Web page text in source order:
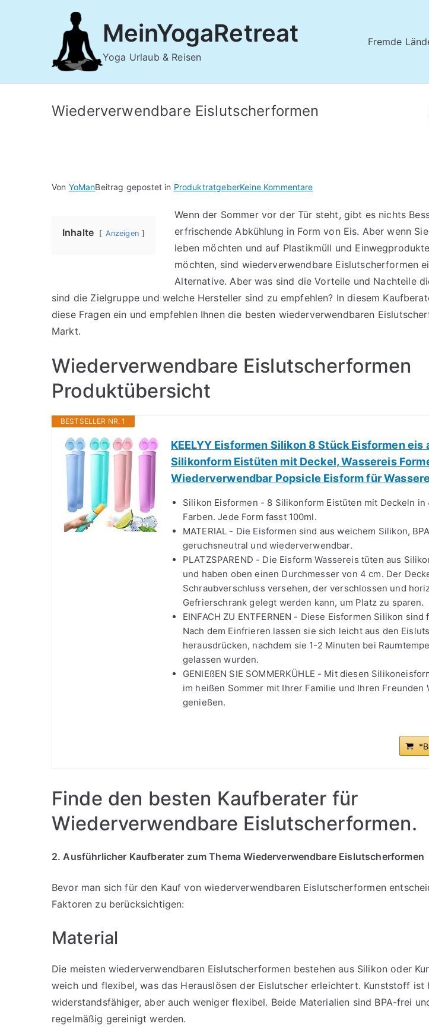
MeinYogaRetreat
Yoga Urlaub & Reisen
Fremde
Wiederverwendbare Eislutscherformen
Von YoManBeitrag gepostet in ProduktratgeberKeine Kommentarefür
Eislutscherformen
Inhalte Anzeigen
Wenn der Sommer vor der Tür steht, gibt es nichts
erfrischende Abkühlung in Form von Eis. Aber wenn
leben möchten und auf Plastikmüll und
möchten, sind wiederverwendbare Eislutscherformen
Alternative. Aber was sind die Vorteile und Nachteile
sind die Zielgruppe und welche Hersteller sind zu empfehlen? In diesem
diese Fragen ein und empfehlen Ihnen die besten wiederverwendbaren
Markt.
Wiederverwendbare Eislutscherformen
Produktübersicht
BESTSELLER NR. 1
KEELYY Eisformen Silikon 8 Stück Eisformen eis
Silikonform Eistüten mit Deckel, Wassereis
Wiederverwendbar Popsicle Eisform für
Silikon Eisformen - 8 Silikonform Eistüten mit Deckeln
Farben. Jede Form fasst 100ml.
MATERIAL - Die Eisformen sind aus weichem Silikon,
geruchsneutral und wiederverwendbar.
PLATZSPAREND - Die Eisform Wassereis tüten aus
und haben oben einen Durchmesser von 4 cm. Der
Schraubverschluss versehen, der verschlossen und
Gefrierschrank gelegt werden kann, um Platz zu sparen.
EINFACH ZU ENTFERNEN - Diese Eisformen Silikon
Nach dem Einfrieren lassen sie sich leicht aus den
herausdrücken, nachdem sie 1-2 Minuten bei
gelassen wurden.
GENIEßEN SIE SOMMERKÜHLE - Mit diesen
im heißen Sommer mit Ihrer Familie und Ihren Freunden
genießen.
Finde den besten Kaufberater für
Wiederverwendbare Eislutscherformen.
2. Ausführlicher Kaufberater zum Thema Wiederverwendbare Eislutscherformen
Bevor man sich für den Kauf von wiederverwendbaren Eislutscherformen
Faktoren zu berücksichtigen:
Material
Die meisten wiederverwendbaren Eislutscherformen bestehen aus Silikon oder
weich und flexibel, was das Herauslösen der Eislutscher erleichtert. Kunststoff ist
widerstandsfähiger, aber auch weniger flexibel. Beide Materialien sind BPA-frei
regelmäßig gereinigt werden.